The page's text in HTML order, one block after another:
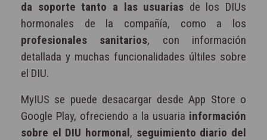
da soporte tanto a las usuarias de los DIUs
hormonales de la compañía, como a los
profesionales sanitarios, con información
detallada y muchas funcionalidades últiles sobre
el DIU.
MyIUS se puede desacargar desde App Store o
Google Play, ofreciendo a la usuaria información
sobre el DIU hormonal, seguimiento diario del